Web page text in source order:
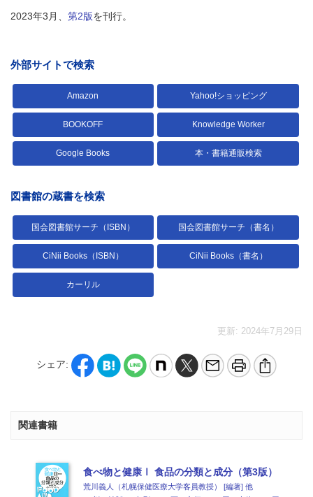
2023年3月、第2版を刊行。
外部サイトで検索
Amazon Yahoo!ショッピング
BOOKOFF Knowledge Worker
Google Books 本・書籍通販検索
図書館の蔵書を検索
国会図書館サーチ（ISBN） 国会図書館サーチ（書名）
CiNii Books（ISBN） CiNii Books（書名）
カーリル
更新: 2024年7月29日
シェア:
関連書籍
食べ物と健康Ⅰ 食品の分類と成分（第3版）
荒川義人（札幌保健医療大学客員教授） [編著] 他